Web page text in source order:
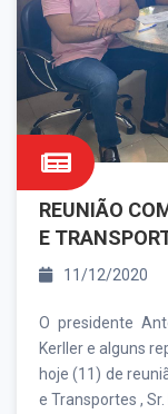
REUNIÃO
E
11/12/2020
O presidente
Kerller e alguns
hoje (11) de
e Transportes , Sr.